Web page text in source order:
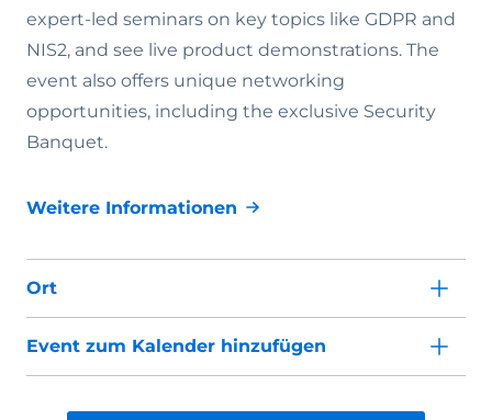
expert-led seminars on key topics like GDPR and
NIS2, and see live product demonstrations. The
event also offers unique networking
opportunities, including the exclusive Security
Banquet.
Weitere Informationen
Ort
Event zum Kalender hinzufügen